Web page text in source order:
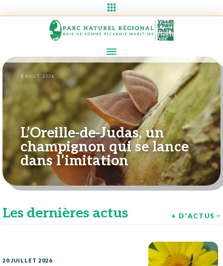
3 AOÛT 2026
L’Oreille-de-Judas, un
champignon qui se lance
dans l’imitation
Les dernières actus + D'ACTUS
20 JUILLET 2026